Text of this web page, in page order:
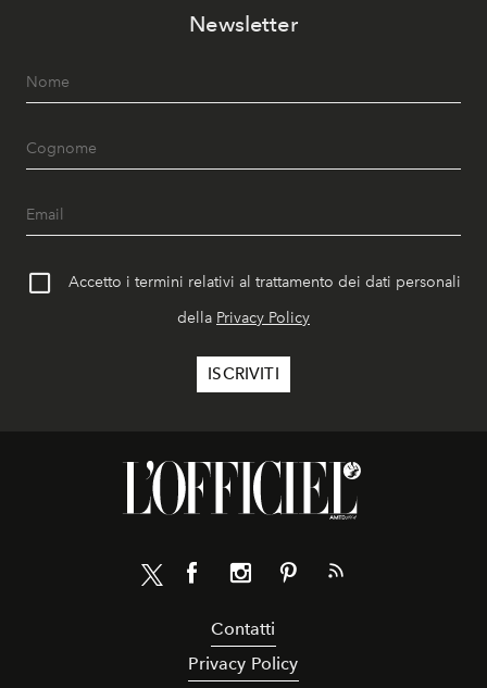
Newsletter
Accetto i termini relativi al trattamento dei dati personali
della Privacy Policy
Contatti
Privacy Policy